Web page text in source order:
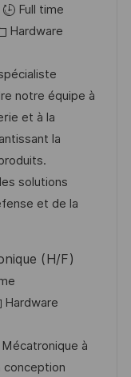
Full time
Hardware
notre équipe à
et à la
la
solutions
et de la
(H/F)
Hardware
à
conception